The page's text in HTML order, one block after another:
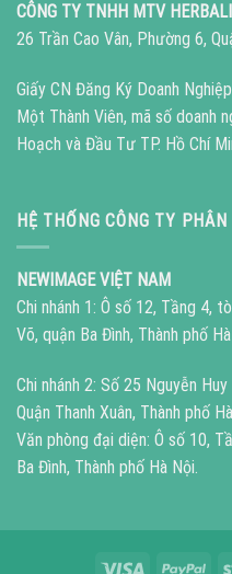
CÔNG TY TNHH MTV
26 Trần Cao Vân, Phường 6,
Giấy CN Đăng Ký Doanh
Một Thành Viên, mã số doanh
Hoạch và Đầu Tư TP. Hồ Chí
HỆ THỐNG CÔNG TY
NEWIMAGE VIỆT NAM
Chi nhánh 1: Ô số 12, Tầng 4,
Võ, quận Ba Đình, Thành phố
Chi nhánh 2: Số 25 Nguyễn
Quận Thanh Xuân, Thành phố
Văn phòng đại diện: Ô số 10,
Ba Đình, Thành phố Hà Nội.